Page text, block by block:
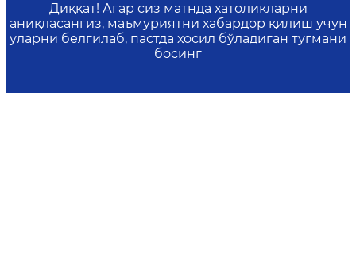
Диққат! Агар сиз матнда хатоликларни
аниқласангиз, маъмуриятни хабардор қилиш учун
уларни белгилаб, пастда ҳосил бўладиган тугмани
босинг